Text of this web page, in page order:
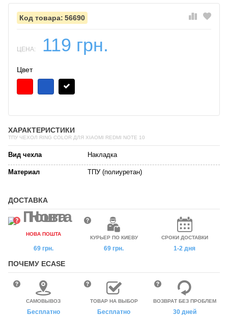
56690
ЦЕНА: 119 грн.
Цвет
ХАРАКТЕРИСТИКИ
ТПУ ЧЕХОЛ RING COLOR ДЛЯ XIAOMI REDMI NOTE 10
Вид чехла Накладка
Материал ТПУ (полиуретан)
ДОСТАВКА
НОВА ПОШТА
69 грн.
КУРЬЕР ПО КИЕВУ
69 грн.
СРОКИ ДОСТАВКИ
1-2 дня
ПОЧЕМУ ECASE
САМОВЫВОЗ
Бесплатно
ТОВАР НА ВЫБОР
Бесплатно
ВОЗВРАТ БЕЗ ПРОБЛЕМ
30 дней